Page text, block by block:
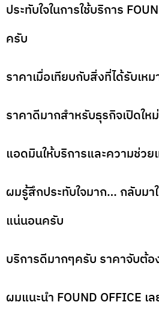
ประทับใจในการใช้บริการ
ครับ
ราคาเมื่อเทียบกับสิ่งที่ได้รับเห
ราคาดีมากสำหรับธุรกิจเปิดให
แอดมินให้บริการและความช่วย
ผมรู้สึกประทับใจมาก… กลับมา
แน่นอนครับ
บริการดีมากๆครับ ราคาจับต้อ
ผมแนะนำ FOUND OFFICE